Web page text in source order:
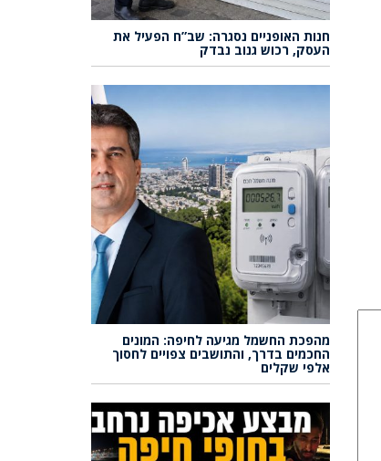
חנות האופניים נסגרה: שב”ח הפעיל את
העסק, רכוש גנוב נבדק
מהפכת החשמל מגיעה לחיפה: המונים
החכמים בדרך, והתושבים צפויים לחסוך
אלפי שקלים